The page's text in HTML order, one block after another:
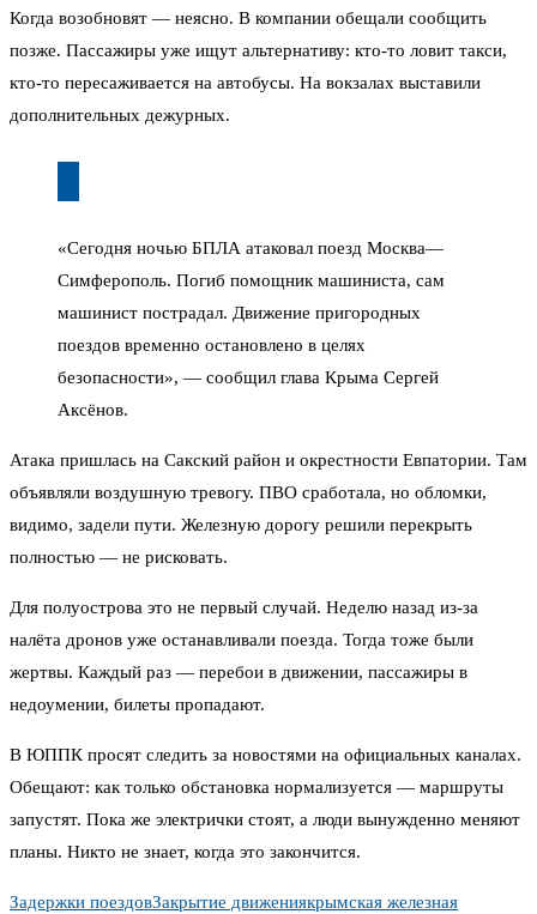
Когда возобновят — неясно. В компании обещали сообщить
позже. Пассажиры уже ищут альтернативу: кто-то ловит такси,
кто-то пересаживается на автобусы. На вокзалах выставили
дополнительных дежурных.
«Сегодня ночью БПЛА атаковал поезд Москва—
Симферополь. Погиб помощник машиниста, сам
машинист пострадал. Движение пригородных
поездов временно остановлено в целях
безопасности», — сообщил глава Крыма Сергей
Аксёнов.
Атака пришлась на Сакский район и окрестности Евпатории. Там
объявляли воздушную тревогу. ПВО сработала, но обломки,
видимо, задели пути. Железную дорогу решили перекрыть
полностью — не рисковать.
Для полуострова это не первый случай. Неделю назад из-за
налёта дронов уже останавливали поезда. Тогда тоже были
жертвы. Каждый раз — перебои в движении, пассажиры в
недоумении, билеты пропадают.
В ЮППК просят следить за новостями на официальных каналах.
Обещают: как только обстановка нормализуется — маршруты
запустят. Пока же электрички стоят, а люди вынужденно меняют
планы. Никто не знает, когда это закончится.
Задержки поездовЗакрытие движениякрымская железная